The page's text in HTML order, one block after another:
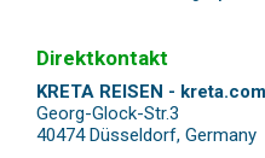
Direktkontakt
KRETA REISEN - kreta.com
Georg-Glock-Str.3
40474 Düsseldorf, Germany